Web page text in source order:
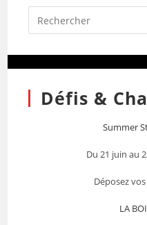
Défis &
Summer
Du 21 juin au
Déposez
LA